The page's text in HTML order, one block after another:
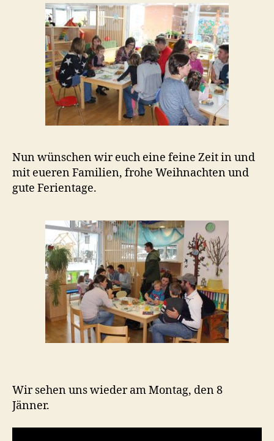
Nun wünschen wir euch eine feine Zeit in und
mit eueren Familien, frohe Weihnachten und
gute Ferientage.
Wir sehen uns wieder am Montag, den 8
Jänner.